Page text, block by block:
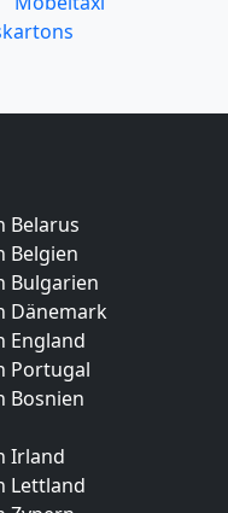
Belarus
Belgien
Bulgarien
Dänemark
England
Portugal
Bosnien
Irland
Lettland